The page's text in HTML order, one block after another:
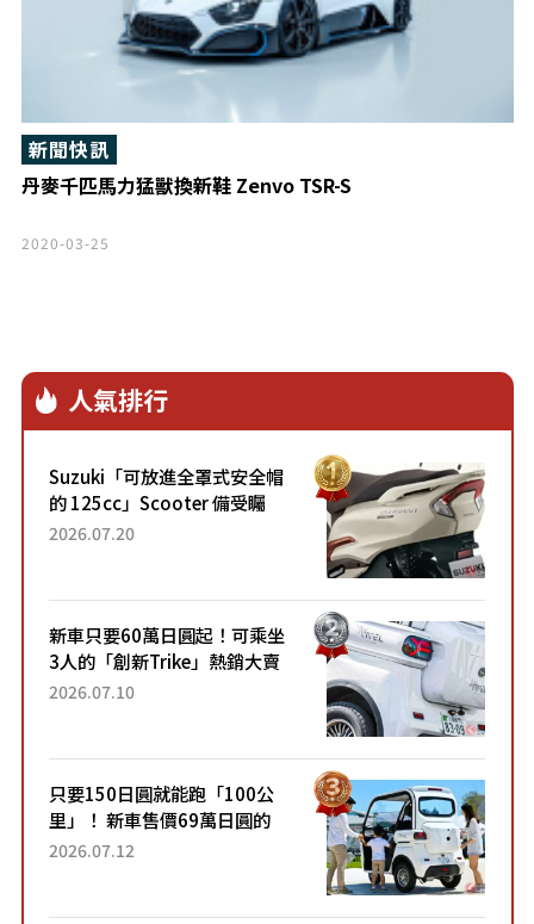
丹麥千匹馬力猛獸換新鞋 Zenvo TSR-S
新聞快訊
2020-03-25
人氣排行
Suzuki「可放進全罩式安全帽
的 125cc」Scooter 備受矚
目！採用全新流線設計與各項
2026.07.20
新車只要60萬日圓起！可乘坐
3人的「創新Trike」熱銷大賣
成為人氣車款！「養車成本真
2026.07.10
只要150日圓就能跑「100公
里」！ 新車售價69萬日圓的
「3人座」Trike大受歡迎！ 順
2026.07.12